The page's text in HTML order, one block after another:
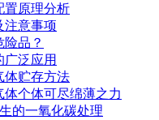
置原理分析
注意事项
品？
广泛应用
体贮存方法
体个体可尽绵薄之力
的一氧化碳处理